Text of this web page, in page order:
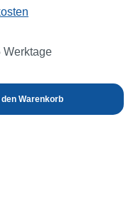
Werktage
gewünschten
den Warenkorb